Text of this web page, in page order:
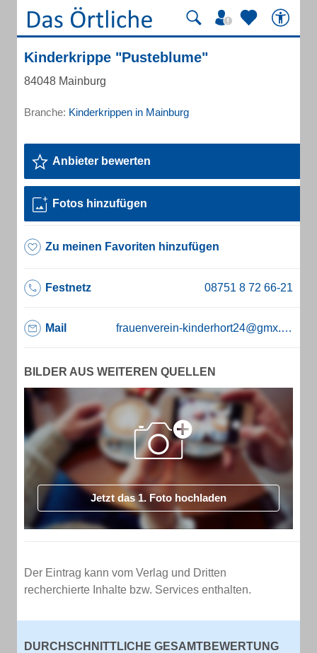
Kinderkrippe "Pusteblume"
84048 Mainburg
Branche: Kinderkrippen in Mainburg
Anbieter bewerten
Fotos hinzufügen
Zu meinen Favoriten hinzufügen
Festnetz
Mail frauenverein-kinderhort24@gmx.de
BILDER AUS WEITEREN QUELLEN
Jetzt das 1. Foto hochladen
Der Eintrag kann vom Verlag und Dritten
recherchierte Inhalte bzw. Services enthalten.
DURCHSCHNITTLICHE GESAMTBEWERTUNG